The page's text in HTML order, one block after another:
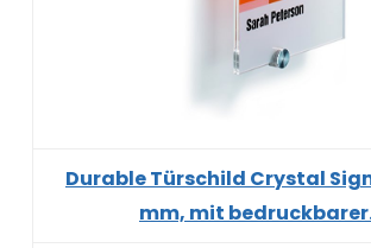
Durable Türschild Crystal
mm, mit